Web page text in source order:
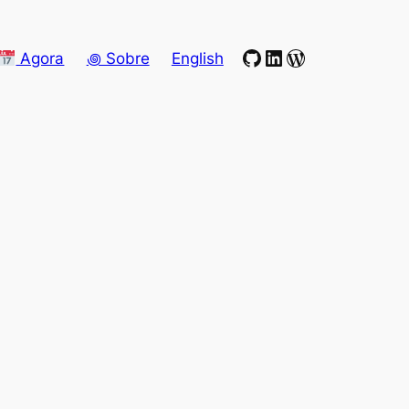
Agora ꩜ Sobre English GitHub
LinkedIn
WordPress